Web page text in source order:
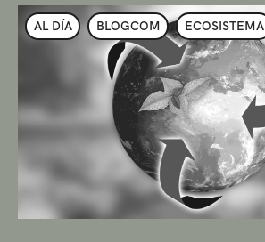
AL DÍA BLOGCOM ECOSISTEMA